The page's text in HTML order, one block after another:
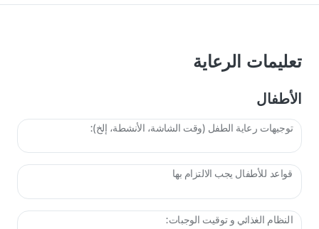
تعليمات الرعاية
الأطفال
توجيهات رعاية الطفل (وقت الشاشة، الأنشطة، إلخ):
قواعد للأطفال يجب الالتزام بها
النظام الغذائي و توقيت الوجبات: